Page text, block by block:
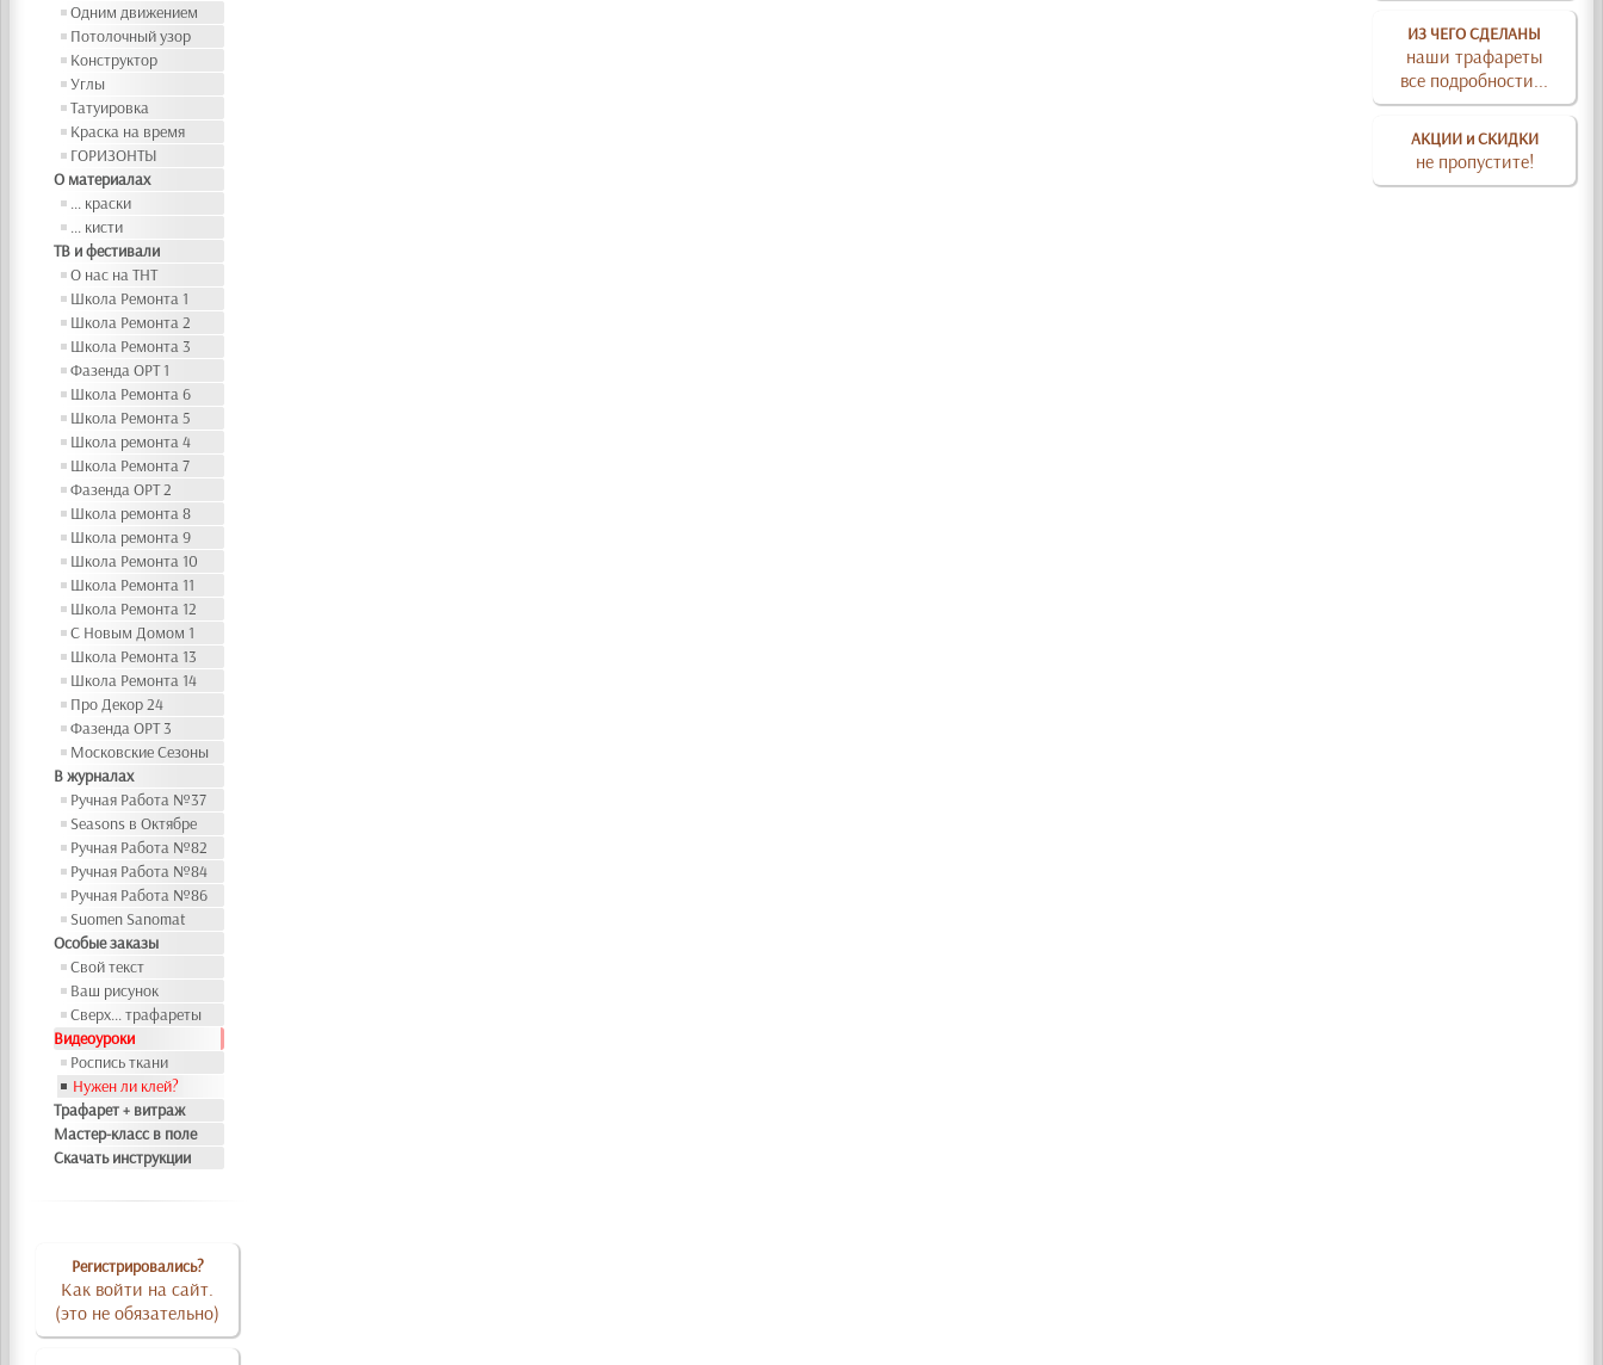
Одним движением
Потолочный узор
Конструктор
Углы
Татуировка
Краска на время
ГОРИЗОНТЫ
О материалах
... краски
... кисти
ТВ и фестивали
О нас на ТНТ
Школа Ремонта 1
Школа Ремонта 2
Школа Ремонта 3
Фазенда ОРТ 1
Школа Ремонта 6
Школа Ремонта 5
Школа ремонта 4
Школа Ремонта 7
Фазенда ОРТ 2
Школа ремонта 8
Школа ремонта 9
Школа Ремонта 10
Школа Ремонта 11
Школа Ремонта 12
С Новым Домом 1
Школа Ремонта 13
Школа Ремонта 14
Про Декор 24
Фазенда ОРТ 3
Московские Сезоны
В журналах
Ручная Работа №37
Seasons в Октябре
Ручная Работа №82
Ручная Работа №84
Ручная Работа №86
Suomen Sanomat
Особые заказы
Свой текст
Ваш рисунок
Сверх... трафареты
Видеоуроки
Роспись ткани
Нужен ли клей?
Трафарет + витраж
Мастер-класс в поле
Скачать инструкции
Регистрировались?
Как войти на сайт.
(это не обязательно)
ИЗ ЧЕГО СДЕЛАНЫ
наши трафареты
все подробности...
АКЦИИ и СКИДКИ
не пропустите!